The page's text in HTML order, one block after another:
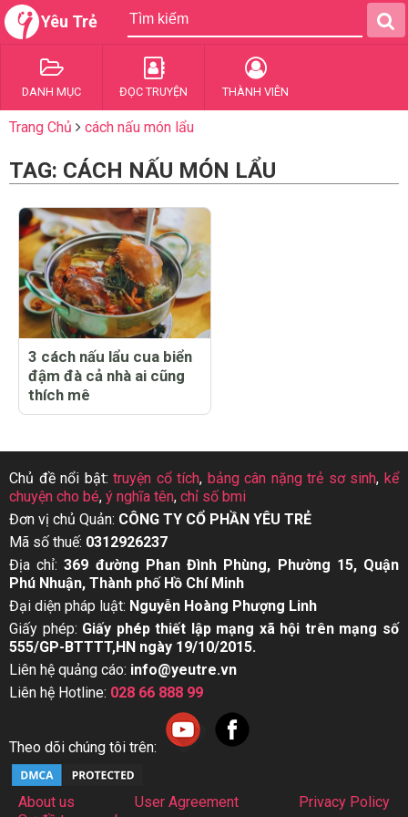
Yêu Trẻ
DANH MỤC ĐỌC TRUYỆN THÀNH VIÊN
Trang Chủ cách nấu món lẩu
TAG: CÁCH NẤU MÓN LẨU
3 cách nấu lẩu cua biển
đậm đà cả nhà ai cũng
thích mê
Chủ đề nổi bật:truyện cổ tích, bảng cân nặng trẻ sơ sinh,kể
chuyện cho bé, ý nghĩa tên, chỉ số bmi
Đơn vị chủ Quản: CÔNG TY CỔ PHẦN YÊU TRẺ
Mã số thuế: 0312926237
Địa chỉ:369 đường Phan Đình Phùng, Phường 15, Quận
Phú Nhuận, Thành phố Hồ Chí Minh
Đại diện pháp luật: Nguyễn Hoàng Phượng Linh
Giấy phép: Giấy phép thiết lập mạng xã hội trên mạng số
555/GP-BTTTT,HN ngày 19/10/2015.
Liên hệ quảng cáo: info@yeutre.vn
Liên hệ Hotline: 028 66 888 99
Theo dõi chúng tôi trên:
About us User Agreement
Privacy Policy